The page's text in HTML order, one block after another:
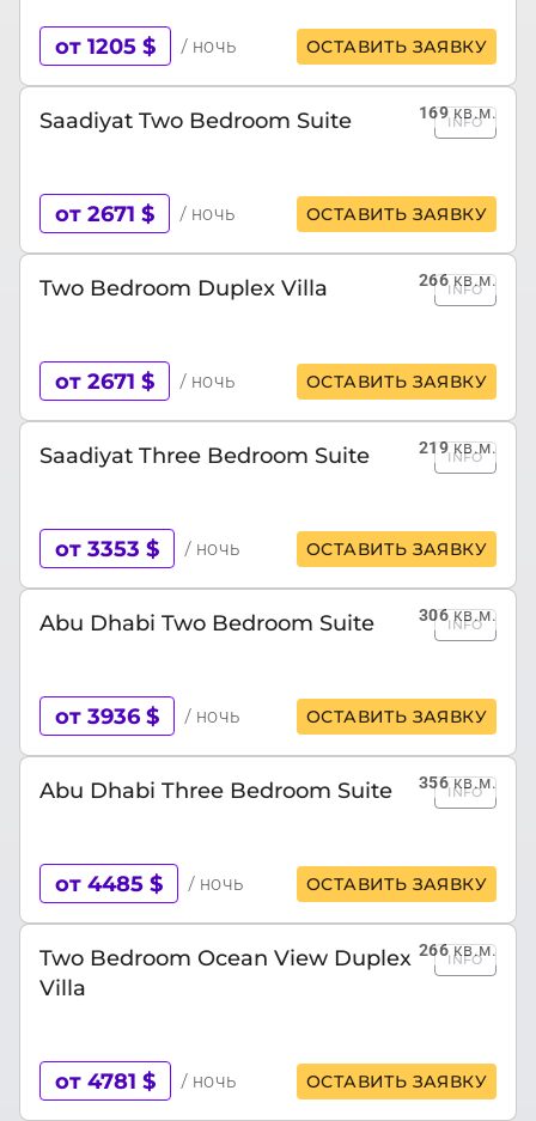
от 1205 $ / ночь ОСТАВИТЬ ЗАЯВКУ
169кв.м.
Saadiyat Two Bedroom Suite INFO
от 2671 $ / ночь ОСТАВИТЬ ЗАЯВКУ
266кв.м.
Two Bedroom Duplex Villa INFO
от 2671 $ / ночь ОСТАВИТЬ ЗАЯВКУ
219кв.м.
Saadiyat Three Bedroom Suite INFO
от 3353 $ / ночь ОСТАВИТЬ ЗАЯВКУ
306кв.м.
Abu Dhabi Two Bedroom Suite INFO
от 3936 $ / ночь ОСТАВИТЬ ЗАЯВКУ
356кв.м.
Abu Dhabi Three Bedroom Suite INFO
от 4485 $ / ночь ОСТАВИТЬ ЗАЯВКУ
266кв.м.
Two Bedroom Ocean View Duplex
Villa
INFO
от 4781 $ / ночь ОСТАВИТЬ ЗАЯВКУ